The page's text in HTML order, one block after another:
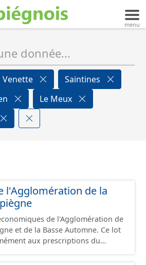
Venette
Saintines
Le Meux
l'Agglomération de la
de l'Agglomération de
et de la Basse Automne. Ce lot
aux prescriptions du